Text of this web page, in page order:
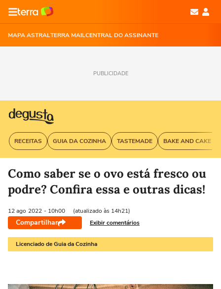
MAPA ASTRALTERRA MAILCENTRAL DO ASSINANTE
PUBLICIDADE
RECEITAS GUIA DA COZINHA TASTEMADE BAKE AND CAKE
Como saber se o ovo está fresco ou
podre? Confira essa e outras dicas!
12 ago 2022 - 10h00 (atualizado às 14h21)
Compartilhar Exibir comentários
Licenciado de Guia da Cozinha